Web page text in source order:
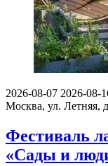
2026-08-07 2026-08-
Москва, ул. Летняя,
Фестиваль
«Сады и